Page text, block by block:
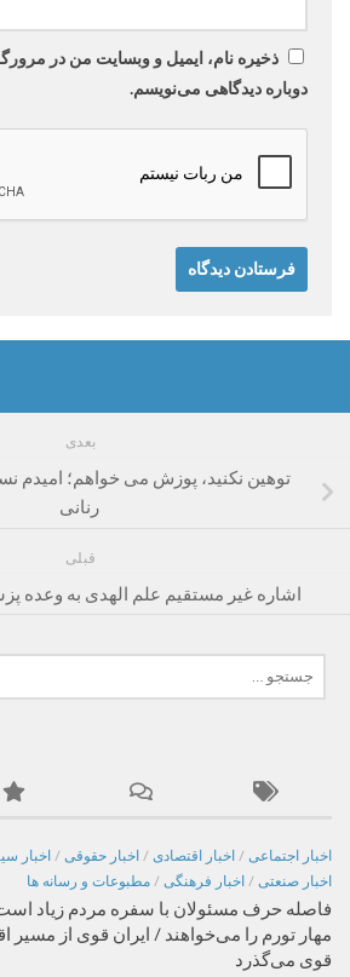
ذخیره نام، ایمیل و وبسایت من در
دوباره دیدگاهی می‌نویسم.
بعدی
توهین نکنید، پوزش می خواهم؛
رنانی
قبلی
اشاره غیر مستقیم علم الهدی به وعده
برای:
اخبار اجتماعی / اخبار اقتصادی / اخبار حقوقی / اخبار
اخبار صنعتی / اخبار فرهنگی / مطبوعات و رسانه ها
فاصله حرف مسئولان با سفره مردم زیاد
مهار تورم را می‌خواهند / ایران قوی از مسیر
قوی می‌گذرد